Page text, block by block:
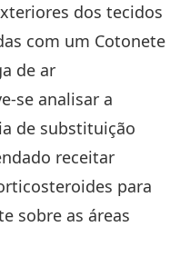
dos tecidos
com um Cotonete
de ar
se analisar a
de substituição
receitar
para
sobre as áreas